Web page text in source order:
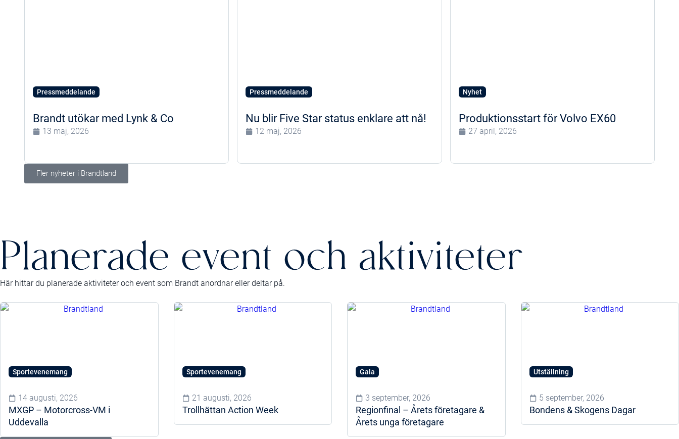
Pressmeddelande
Brandt utökar med Lynk & Co
13 maj, 2026
Pressmeddelande
Nu blir Five Star status enklare att nå!
12 maj, 2026
Nyhet
Produktionsstart för Volvo EX60
27 april, 2026
Fler nyheter i Brandtland
Planerade event och aktiviteter
Här hittar du planerade aktiviteter och event som Brandt anordnar eller deltar på.
Sportevenemang
14 augusti, 2026
MXGP – Motorcross-VM i
Uddevalla
Sportevenemang
21 augusti, 2026
Trollhättan Action Week
Gala
3 september, 2026
Regionfinal – Årets företagare &
Årets unga företagare
Utställning
5 september, 2026
Bondens & Skogens Dagar